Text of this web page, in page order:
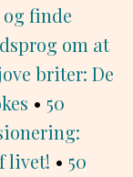
finde
om at
briter: De
• 50
livet! • 50